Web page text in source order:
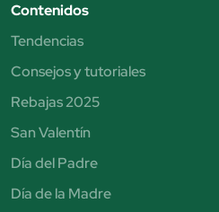
Contenidos
Tendencias
Consejos y tutoriales
Rebajas 2025
San Valentín
Día del Padre
Día de la Madre